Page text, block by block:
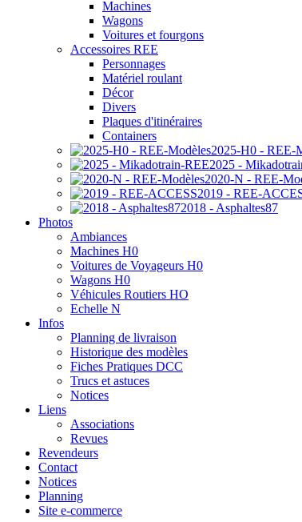
Machines
Wagons
Voitures et fourgons
Accessoires REE
Personnages
Matériel roulant
Décor
Divers
Plaques d'itinéraires
Containers
2025-H0 - REE-
2025 -
2020-N - REE-
2019 - REE-
2018 - Asphaltes87
Photos
Ambiances
Machines H0
Voitures de Voyageurs H0
Wagons H0
Véhicules Routiers HO
Echelle N
Infos
Planning de livraison
Historique des modèles
Fiches Pratiques DCC
Trucs et astuces
Notices
Liens
Associations
Revues
Revendeurs
Contact
Notices
Planning
Site e-commerce